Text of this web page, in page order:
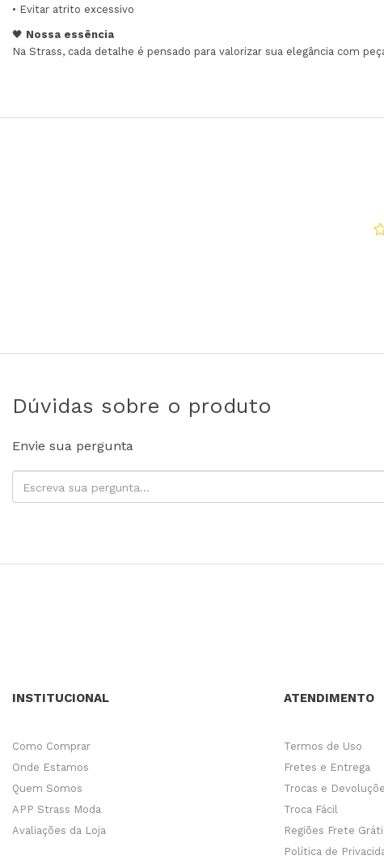
• Evitar atrito excessivo
🖤 Nossa essência
Na Strass, cada detalhe é pensado para valorizar sua elegância com
Dúvidas sobre o produto
Envie sua pergunta
INSTITUCIONAL
Como Comprar
Onde Estamos
Quem Somos
APP Strass Moda
Avaliações da Loja
ATENDIMENTO
Termos de Uso
Fretes e Entrega
Trocas e
Troca Fácil
Regiões Frete
Política de